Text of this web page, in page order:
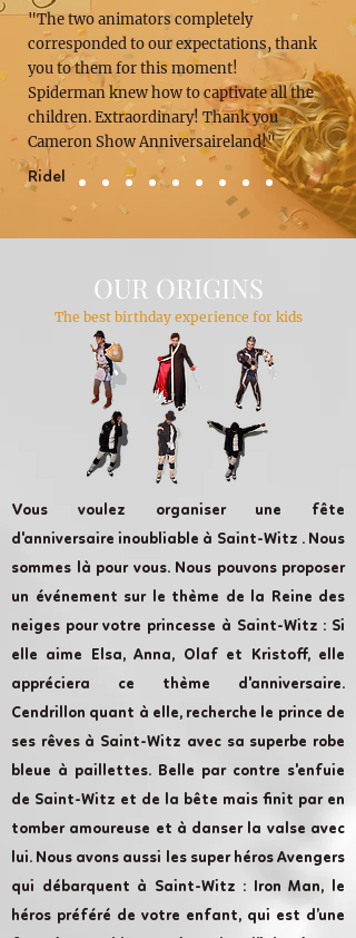
"The two animators completely
corresponded to our expectations, thank
you to them for this moment!
Spiderman knew how to captivate all the
children. Extraordinary! Thank you
Cameron Show Anniversaireland!"
Ridel
OUR ORIGINS
The best birthday experience for kids
Vous voulez organiser une fête
d'anniversaire inoubliable à Saint-Witz . Nous
sommes là pour vous. Nous pouvons proposer
un événement sur le thème de la Reine des
neiges pour votre princesse à Saint-Witz : Si
elle aime Elsa, Anna, Olaf et Kristoff, elle
appréciera ce thème d'anniversaire.
Cendrillon quant à elle, recherche le prince de
ses rêves à Saint-Witz avec sa superbe robe
bleue à paillettes. Belle par contre s'enfuie
de Saint-Witz et de la bête mais finit par en
tomber amoureuse et à danser la valse avec
lui. Nous avons aussi les super héros Avengers
qui débarquent à Saint-Witz : Iron Man, le
héros préféré de votre enfant, qui est d’une